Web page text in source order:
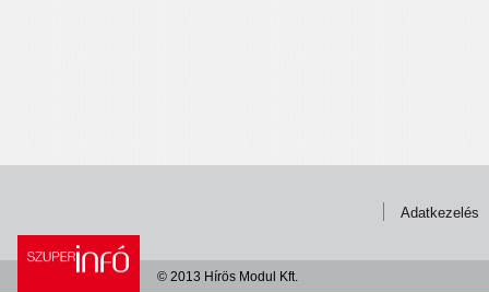
Adatkezelés
© 2013 Hírös Modul Kft.